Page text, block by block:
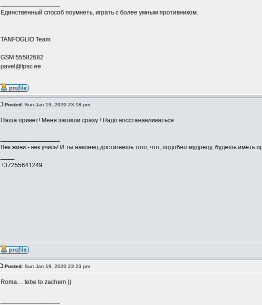
Единственный способ поумнеть, играть с более умным противником.
TANFOGLIO Team
GSM 55582682
pavel@tpsc.ee
Posted: Sun Jan 19, 2020 23:18 pm
Паша привет! Меня запиши сразу ! Надо восстанавливаться
Век живи - век учись! И ты наконец достигнешь того, что, подобно мудрецу, будешь иметь
+37255641249
Posted: Sun Jan 19, 2020 23:23 pm
Roma.... tebe to zachem ))